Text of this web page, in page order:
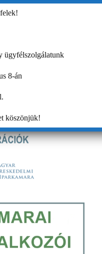
ügyfélszolgálatunk
8-án
köszönjük!